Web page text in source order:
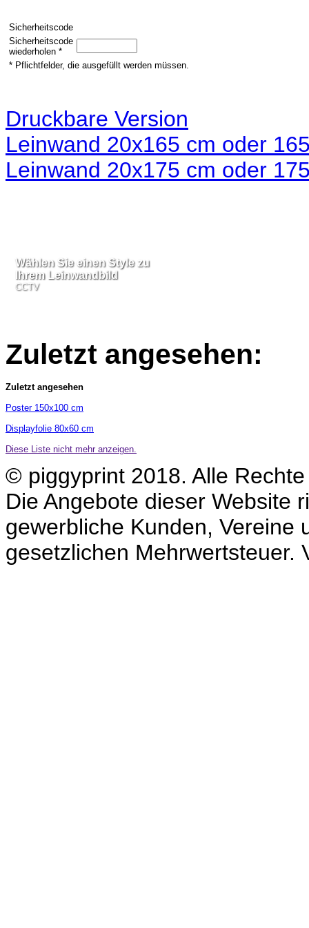
Sicherheitscode
Sicherheitscode
wiederholen *
* Pflichtfelder, die ausgefüllt werden müssen.
Druckbare Version
Leinwand 20x165 cm oder
Leinwand 20x175 cm oder
Wählen Sie einen Style zu
Ihrem Leinwandbild
CCTV
Zuletzt angesehen:
Zuletzt angesehen
Poster 150x100 cm
Displayfolie 80x60 cm
Diese Liste nicht mehr anzeigen.
© piggyprint 2018. Alle
Die Angebote dieser Website
gewerbliche Kunden, Vereine
gesetzlichen Mehrwertsteuer.